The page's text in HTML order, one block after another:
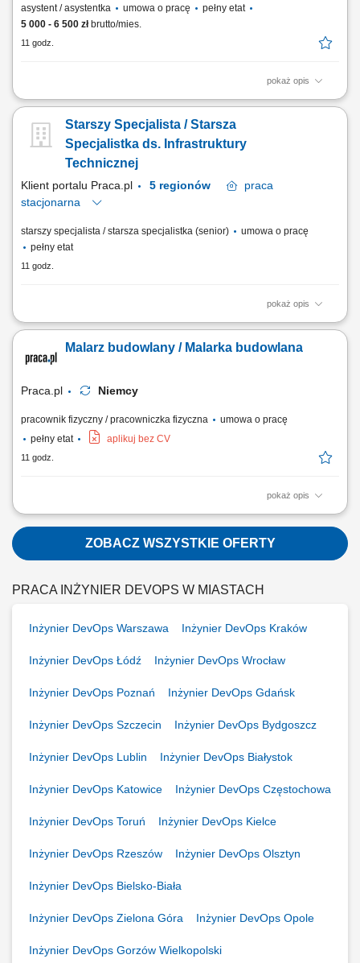
asystent / asystentka umowa o pracę
pełny etat
5 000 - 6 500 złbrutto/mies.
11 godz.
pokaż opis
Opis stanowiska: Organizowanie obiegu dokumentów oraz dbanie o ich
oddziału. Przygotowywanie dokumentów sprzedażowych, faktur oraz
innych dokumentów firmowych. Rozliczanie czasu pracy i delegacji
pracowników. Obsługa...
Starszy Specjalista / Starsza
Specjalistka ds. Infrastruktury
Technicznej
Klient portalu Praca.pl
praca
stacjonarna
starszy specjalista / starsza specjalistka (senior)
umowa o pracę
pełny etat
11 godz.
pokaż opis
Zarządzanie współpracą z wykonawcami w zakresie utrzymania
modernizacyjnych. Nadzór nad realizacją usług technicznych oraz
kontrola jakości wykonanych prac. Analiza dokumentacji projektowej i
Malarz budowlany / Malarka budowlana
Praca.pl Niemcy
pracownik fizyczny / pracowniczka fizyczna
umowa o pracę
pełny etat
aplikuj bez CV
11 godz.
pokaż opis
Opis stanowiska: Kompleksowe wykonywanie prac malarskich i
remontowo-wykończeniowych. Przygotowanie powierzchni poprzez
szlifowanie i szpachlowanie. Malowanie wnętrz oraz fasad budynków.
Realizacja prac elewacyjnych i dociepleniowych dla obiektów
ZOBACZ WSZYSTKIE OFERTY
PRACA INŻYNIER DEVOPS W MIASTACH
Inżynier DevOps Warszawa Inżynier DevOps Kraków
Inżynier DevOps Łódź Inżynier DevOps Wrocław
Inżynier DevOps Poznań Inżynier DevOps Gdańsk
Inżynier DevOps Szczecin Inżynier DevOps Bydgoszcz
Inżynier DevOps Lublin Inżynier DevOps Białystok
Inżynier DevOps Katowice Inżynier DevOps Częstochowa
Inżynier DevOps Toruń Inżynier DevOps Kielce
Inżynier DevOps Rzeszów Inżynier DevOps Olsztyn
Inżynier DevOps Bielsko-Biała
Inżynier DevOps Zielona Góra Inżynier DevOps Opole
Inżynier DevOps Gorzów Wielkopolski